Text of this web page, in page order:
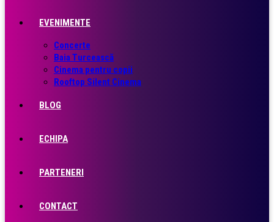
EVENIMENTE
Concerte
Baia Turcească
Cinema pentru copii
Rooftop Silent Cinema
BLOG
ECHIPA
PARTENERI
CONTACT